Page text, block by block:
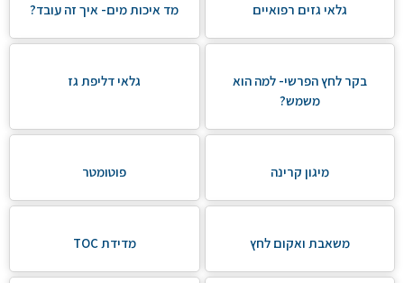
גלאי גזים רפואיים מד איכות מים- איך זה עובד?
בקר לחץ הפרשי- למה הוא
משמש?
גלאי דליפת גז
מיגון קרינה פוטומטר
משאבת ואקום לחץ מדידת TOC